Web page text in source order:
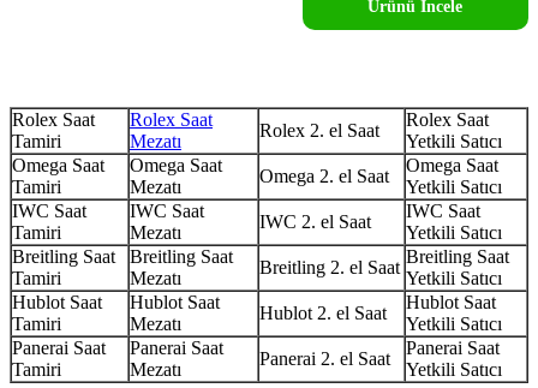
Ürünü İncele
Rolex Saat
Tamiri
Rolex Saat
Mezatı
Rolex 2. el Saat
Rolex Saat
Yetkili Satıcı
Omega Saat
Tamiri
Omega Saat
Mezatı
Omega 2. el Saat
Omega Saat
Yetkili Satıcı
IWC Saat
Tamiri
IWC Saat
Mezatı
IWC 2. el Saat
IWC Saat
Yetkili Satıcı
Breitling Saat
Tamiri
Breitling Saat
Mezatı
Breitling 2. el Saat
Breitling Saat
Yetkili Satıcı
Hublot Saat
Tamiri
Hublot Saat
Mezatı
Hublot 2. el Saat
Hublot Saat
Yetkili Satıcı
Panerai Saat
Tamiri
Panerai Saat
Mezatı
Panerai 2. el Saat
Panerai Saat
Yetkili Satıcı